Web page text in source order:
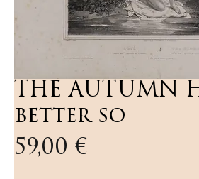
THE AUTUMN
better so
59,00 €